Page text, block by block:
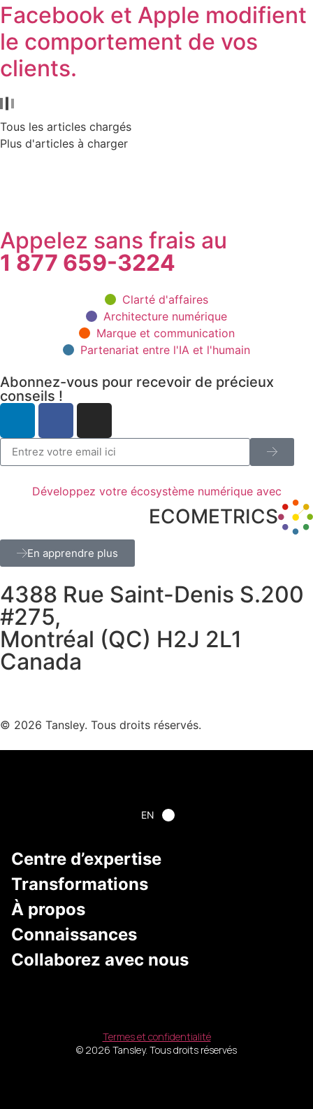
Facebook et Apple modifient
le comportement de vos
clients.
Tous les articles chargés
Plus d'articles à charger
Appelez sans frais au
1 877 659-3224
Clarté d'affaires
Architecture numérique
Marque et communication
Partenariat entre l'IA et l'humain
Abonnez-vous pour recevoir de précieux
conseils !
Développez votre écosystème numérique avec
ECOMETRICS
En apprendre plus
4388 Rue Saint-Denis S.200
#275,
Montréal (QC) H2J 2L1
Canada
© 2026 Tansley. Tous droits réservés.
EN
Centre d’expertise
Transformations
À propos
Connaissances
Collaborez avec nous
Termes et confidentialité
© 2026 Tansley. Tous droits réservés